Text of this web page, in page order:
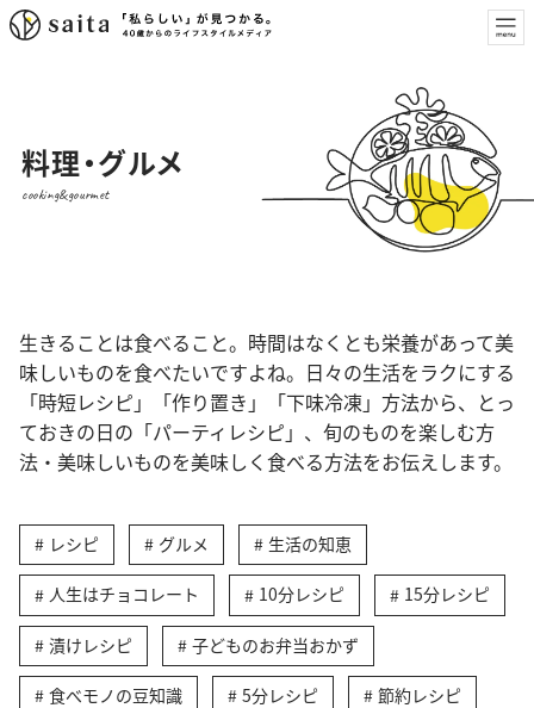
料理・グルメ
cooking&gourmet
生きることは食べること。時間はなくとも栄養があって美
味しいものを食べたいですよね。日々の生活をラクにする
「時短レシピ」「作り置き」「下味冷凍」方法から、とっ
ておきの日の「パーティレシピ」、旬のものを楽しむ方
法・美味しいものを美味しく食べる方法をお伝えします。
レシピ グルメ 生活の知恵
人生はチョコレート 10分レシピ 15分レシピ
漬けレシピ 子どものお弁当おかず
食べモノの豆知識 5分レシピ 節約レシピ